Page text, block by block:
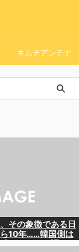
キムチアンテナ
その象徴である日
10年……韓国側は